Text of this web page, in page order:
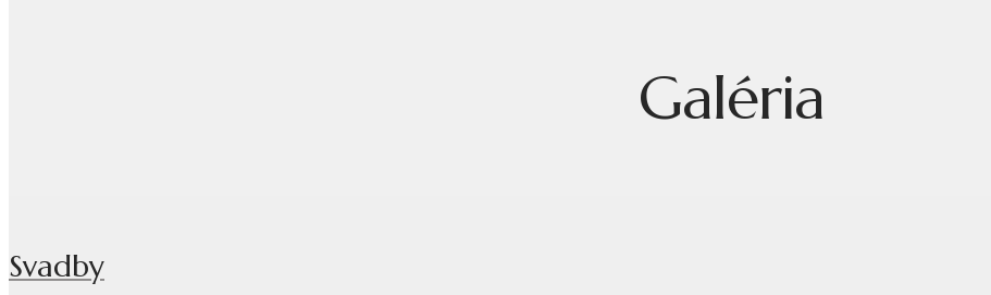
Galéria
Svadby